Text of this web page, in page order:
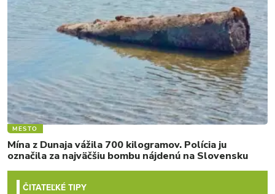
MESTO
Mína z Dunaja vážila 700 kilogramov. Polícia ju
označila za najväčšiu bombu nájdenú na Slovensku
ČITATEĽKÉ TIPY